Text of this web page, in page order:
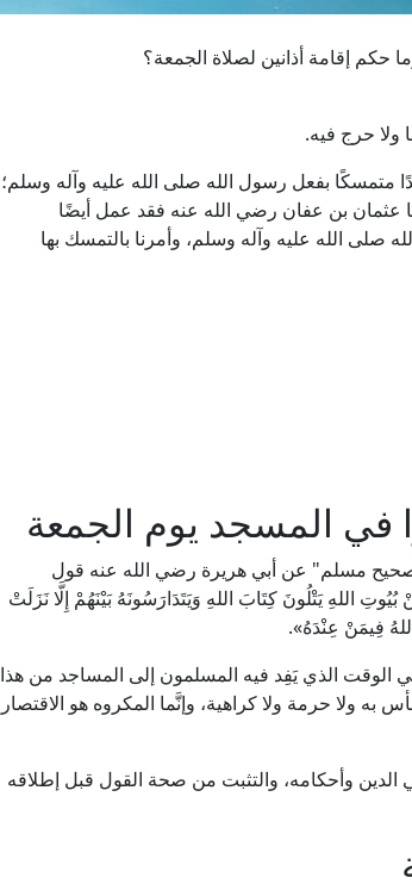
حكم إقامة أذانين لصلاة الجمعة؟
ولا حرج فيه.
متمسكًا بفعل رسول الله صلى الله عليه وآله وسلم؛
عثمان بن عفان رضي الله عنه فقد عمل أيضًا
صلى الله عليه وآله وسلم، وأمرنا بالتمسك بها
في المسجد يوم الجمعة
مسلم" عن أبي هريرة رضي الله عنه قول
اللهِ يَتْلُونَ كِتَابَ اللهِ وَيَتَدَارَسُونَهُ بَيْنَهُمْ إِلَّا نَزَلَتْ
فِيمَنْ عِنْدَهُ».
الذي يَفِد فيه المسلمون إلى المساجد من هذا
به ولا حرمة ولا كراهية، وإنَّما المكروه هو الاقتصار
وأحكامه، والتثبت من صحة القول قبل إطلاقه